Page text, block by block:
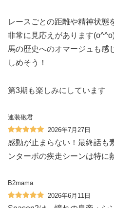
レースごとの距離や精神状態
非常に見応えがあります
馬の歴史へのオマージュも感
しめそう！
第3期も楽しみにしています
連装砲君
2026年7月27日
感動が止まらない！最終話も
ンターボの疾走シーンは特に
B2mama
2026年6月11日